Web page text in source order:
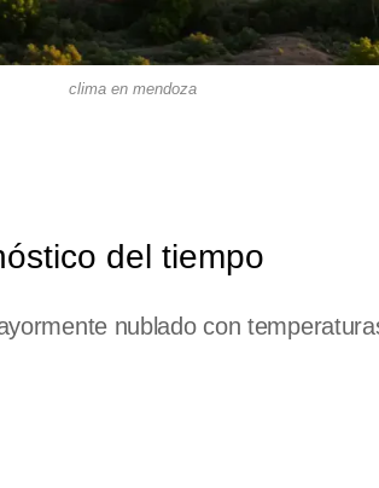
clima en mendoza
del tiempo
nublado con